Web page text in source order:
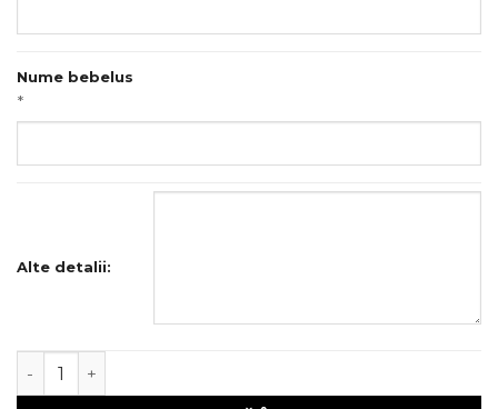
Nume bebelus
*
Alte detalii:
Cantitate Body brodat - Balerina, 100 % Bumbac